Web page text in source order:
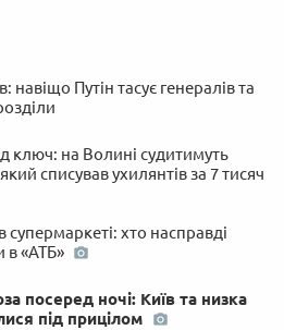
навіщо Путін тасує генералів та
ключ: на Волині судитимуть
списував ухилянтів за 7 тисяч
хто насправді
в «АТБ»
посеред ночі: Київ та низка
під прицілом